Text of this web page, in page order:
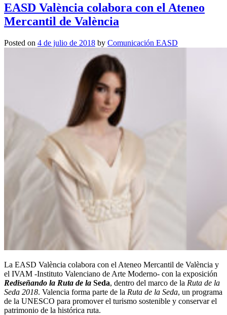
EASD València colabora con el Ateneo
Mercantil de València
Posted on 4 de julio de 2018 by Comunicación EASD
La EASD València colabora con el Ateneo Mercantil de València y
el IVAM -Instituto Valenciano de Arte Moderno- con la exposición
Rediseñando la Ruta de la Seda, dentro del marco de la Ruta de la
Seda 2018. Valencia forma parte de la Ruta de la Seda, un programa
de la UNESCO para promover el turismo sostenible y conservar el
patrimonio de la histórica ruta.